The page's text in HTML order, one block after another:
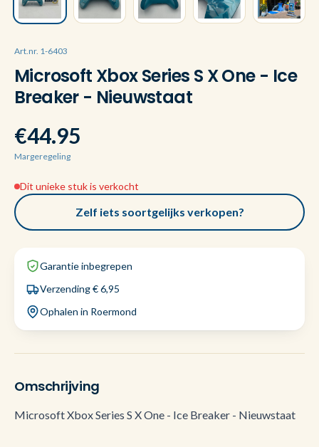
Art.nr. 1-6403
Microsoft Xbox Series S X One - Ice
Breaker - Nieuwstaat
€44.95
Margeregeling
Dit unieke stuk is verkocht
Zelf iets soortgelijks verkopen?
Garantie inbegrepen
Verzending € 6,95
Ophalen in Roermond
Omschrijving
Microsoft Xbox Series S X One - Ice Breaker - Nieuwstaat